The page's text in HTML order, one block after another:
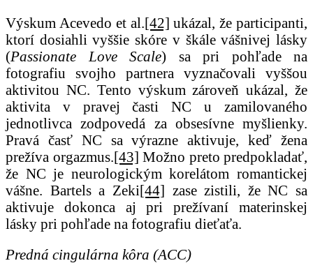
Výskum Acevedo et al. [42] ukázal, že participanti,
ktorí dosiahli vyššie skóre v škále vášnivej lásky
(Passionate Love Scale) sa pri pohľade na
fotografiu svojho partnera vyznačovali vyššou
aktivitou NC. Tento výskum zároveň ukázal, že
aktivita v pravej časti NC u zamilovaného
jednotlivca zodpovedá za obsesívne myšlienky.
Pravá časť NC sa výrazne aktivuje, keď žena
prežíva orgazmus. [43] Možno preto predpokladať,
že NC je neurologickým korelátom romantickej
vášne. Bartels a Zeki[44] zase zistili, že NC sa
aktivuje dokonca aj pri prežívaní materinskej
lásky pri pohľade na fotografiu dieťaťa.
Predná cingulárna kôra (ACC)